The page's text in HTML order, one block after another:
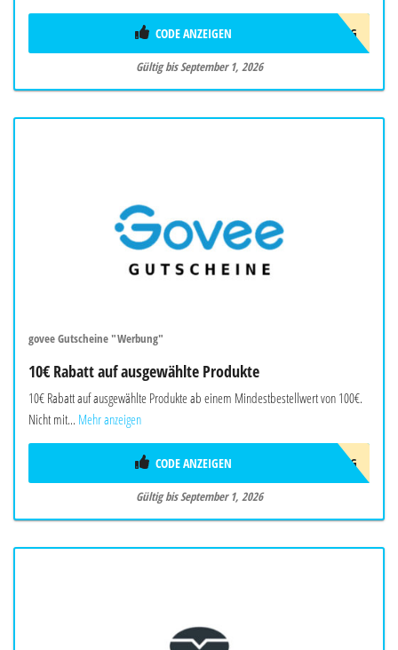
AFF10AUG
CODE ANZEIGEN
Gültig bis September 1, 2026
govee Gutscheine "Werbung"
10€ Rabatt auf ausgewählte Produkte
10€ Rabatt auf ausgewählte Produkte ab einem Mindestbestellwert von 100€.
Nicht mit... Mehr anzeigen
10AFFAUG
CODE ANZEIGEN
Gültig bis September 1, 2026